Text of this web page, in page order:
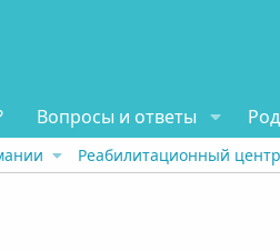
Вопросы и ответы
Реабилитационный